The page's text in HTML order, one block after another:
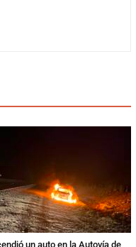
un auto en la Autovía de